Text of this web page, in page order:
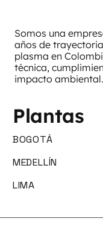
Somos una
años de
plasma en
técnica,
impacto ambiental.
Plantas
BOGOTÁ
MEDELLÍN
LIMA